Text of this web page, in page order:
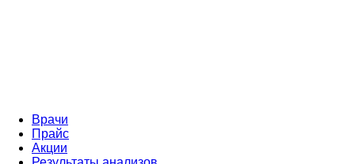
Врачи
Прайс
Акции